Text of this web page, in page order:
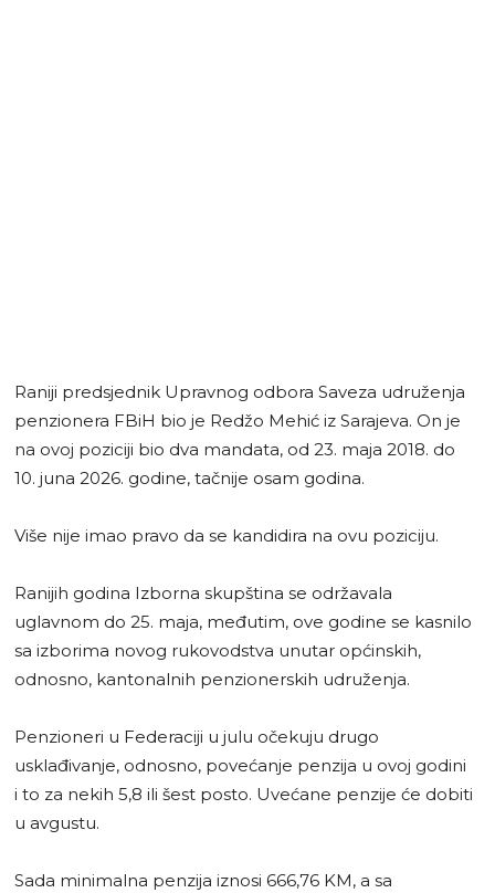
Raniji predsjednik Upravnog odbora Saveza udruženja
penzionera FBiH bio je Redžo Mehić iz Sarajeva. On je
na ovoj poziciji bio dva mandata, od 23. maja 2018. do
10. juna 2026. godine, tačnije osam godina.
Više nije imao pravo da se kandidira na ovu poziciju.
Ranijih godina Izborna skupština se održavala
uglavnom do 25. maja, međutim, ove godine se kasnilo
sa izborima novog rukovodstva unutar općinskih,
odnosno, kantonalnih penzionerskih udruženja.
Penzioneri u Federaciji u julu očekuju drugo
usklađivanje, odnosno, povećanje penzija u ovoj godini
i to za nekih 5,8 ili šest posto. Uvećane penzije će dobiti
u avgustu.
Sada minimalna penzija iznosi 666,76 KM, a sa